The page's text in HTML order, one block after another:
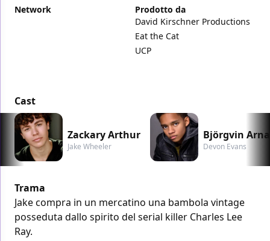
Network
Prodotto da
David Kirschner Productions
Eat the Cat
UCP
Cast
Zackary Arthur
Jake Wheeler
Björgvin
Devon Evans
Trama
Jake compra in un mercatino una bambola vintage
posseduta dallo spirito del serial killer Charles Lee
Ray.